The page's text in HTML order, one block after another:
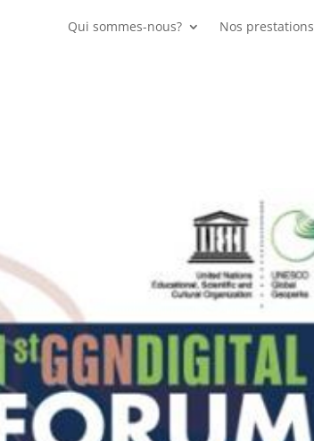
Qui sommes-nous? Nos prestations